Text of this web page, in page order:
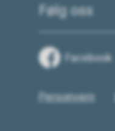
Følg oss
Facebook
Personvern